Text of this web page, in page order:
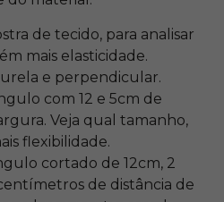
de tecido, para analisar
mais elasticidade.
e perpendicular.
com 12 e 5cm de
Veja qual tamanho,
flexibilidade.
cortado de 12cm, 2
de distância de